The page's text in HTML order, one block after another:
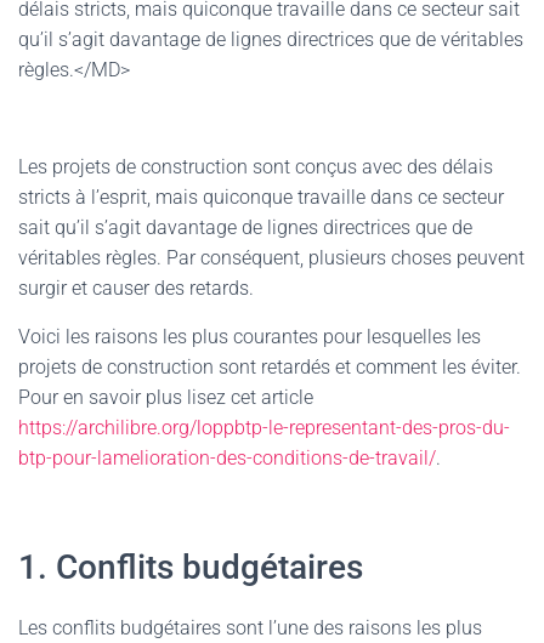
délais stricts, mais quiconque travaille dans ce secteur sait
qu’il s’agit davantage de lignes directrices que de véritables
règles.</MD>
Les projets de construction sont conçus avec des délais
stricts à l’esprit, mais quiconque travaille dans ce secteur
sait qu’il s’agit davantage de lignes directrices que de
véritables règles. Par conséquent, plusieurs choses peuvent
surgir et causer des retards.
Voici les raisons les plus courantes pour lesquelles les
projets de construction sont retardés et comment les éviter.
Pour en savoir plus lisez cet article
https://archilibre.org/loppbtp-le-representant-des-pros-du-
btp-pour-lamelioration-des-conditions-de-travail/.
1. Conflits budgétaires
Les conflits budgétaires sont l’une des raisons les plus